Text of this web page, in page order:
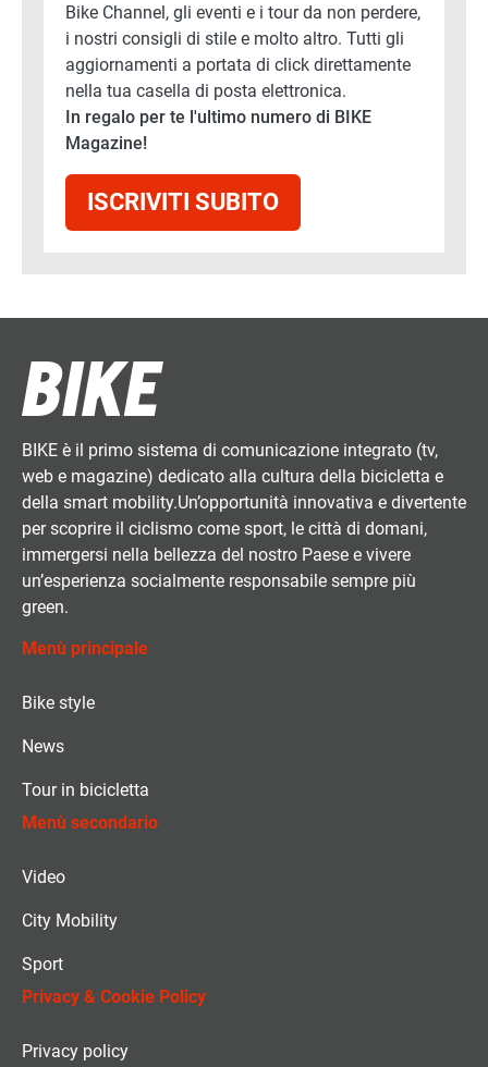
Bike Channel, gli eventi e i tour da non perdere,
i nostri consigli di stile e molto altro. Tutti gli
aggiornamenti a portata di click direttamente
nella tua casella di posta elettronica.
In regalo per te l'ultimo numero di BIKE
Magazine!
ISCRIVITI SUBITO
BIKE è il primo sistema di comunicazione integrato (tv,
web e magazine) dedicato alla cultura della bicicletta e
della smart mobility.Un’opportunità innovativa e divertente
per scoprire il ciclismo come sport, le città di domani,
immergersi nella bellezza del nostro Paese e vivere
un’esperienza socialmente responsabile sempre più
green.
Menù principale
Bike style
News
Tour in bicicletta
Menù secondario
Video
City Mobility
Sport
Privacy & Cookie Policy
Privacy policy